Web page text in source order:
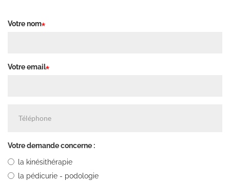
Votre nom
Votre email
Votre demande concerne :
la kinésithérapie
la pédicurie - podologie